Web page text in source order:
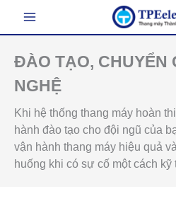
dungĐÀO TẠO, CHUYỂN
NGHỆ
Khi hệ thống thang máy hoàn
hành đào tạo cho đội ngũ của
vận hành thang máy hiệu quả
huống khi có sự cố một cách kỹ